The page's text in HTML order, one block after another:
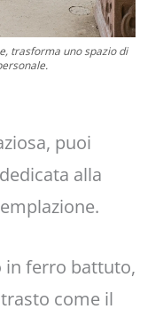
trasforma uno spazio di
puoi
alla
in ferro battuto,
come il